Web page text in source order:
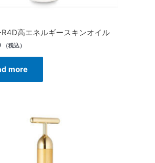
高エネルギースキンオイル
（税込）
more